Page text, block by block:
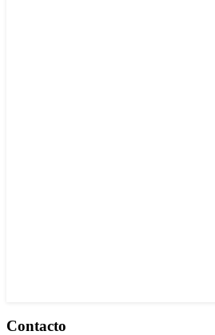
Contacto